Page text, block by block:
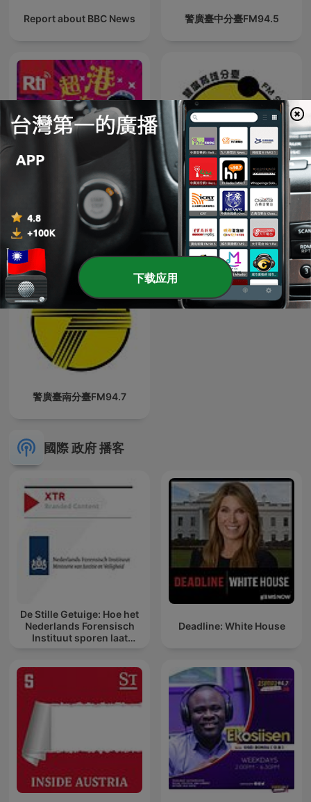
Report about BBC News 警廣臺中分臺FM94.5
台味超有港 警廣高雄分臺
警廣臺南分臺FM94.7
國際 政府 播客
De Stille Getuige: Hoe het
Nederlands Forensisch
Instituut sporen laat
Deadline: White House
下载应用